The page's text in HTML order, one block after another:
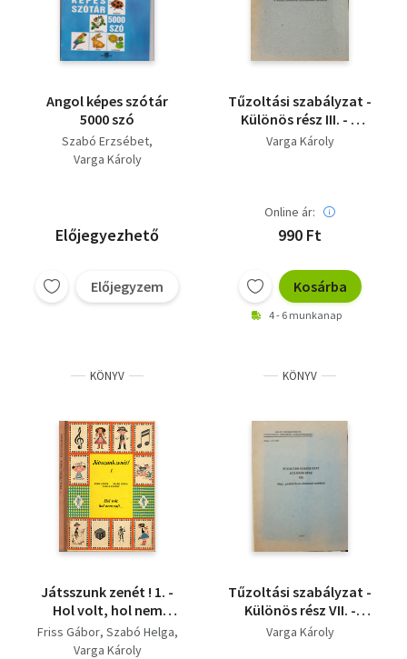
Angol képes szótár
5000 szó
Szabó Erzsébet
Varga Károly
Előjegyezhető
Előjegyzem
Tűzoltási szabályzat -
Különös rész III. - A
közúti járművek
Varga Károly
Online ár:
990 Ft
Kosárba
4 - 6 munkanap
KÖNYV
Játsszunk zenét ! 1. -
Hol volt, hol nem
volt...
Friss Gábor Szabó Helga
Varga Károly
KÖNYV
Tűzoltási szabályzat -
Különös rész VII. -
O)laj-, gázkúttüzek
Varga Károly